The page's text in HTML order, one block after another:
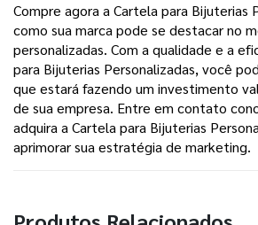
Compre agora a Cartela para Bijuterias
como sua marca pode se destacar no
personalizadas. Com a qualidade e a
para Bijuterias Personalizadas, você
que estará fazendo um investimento
de sua empresa. Entre em contato
adquira a Cartela para Bijuterias
aprimorar sua estratégia de marketing.